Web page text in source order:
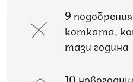
9
котката,
тази година
10